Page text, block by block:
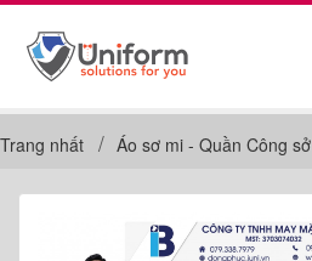
Trang nhất Áo sơ mi - Quần Công sở